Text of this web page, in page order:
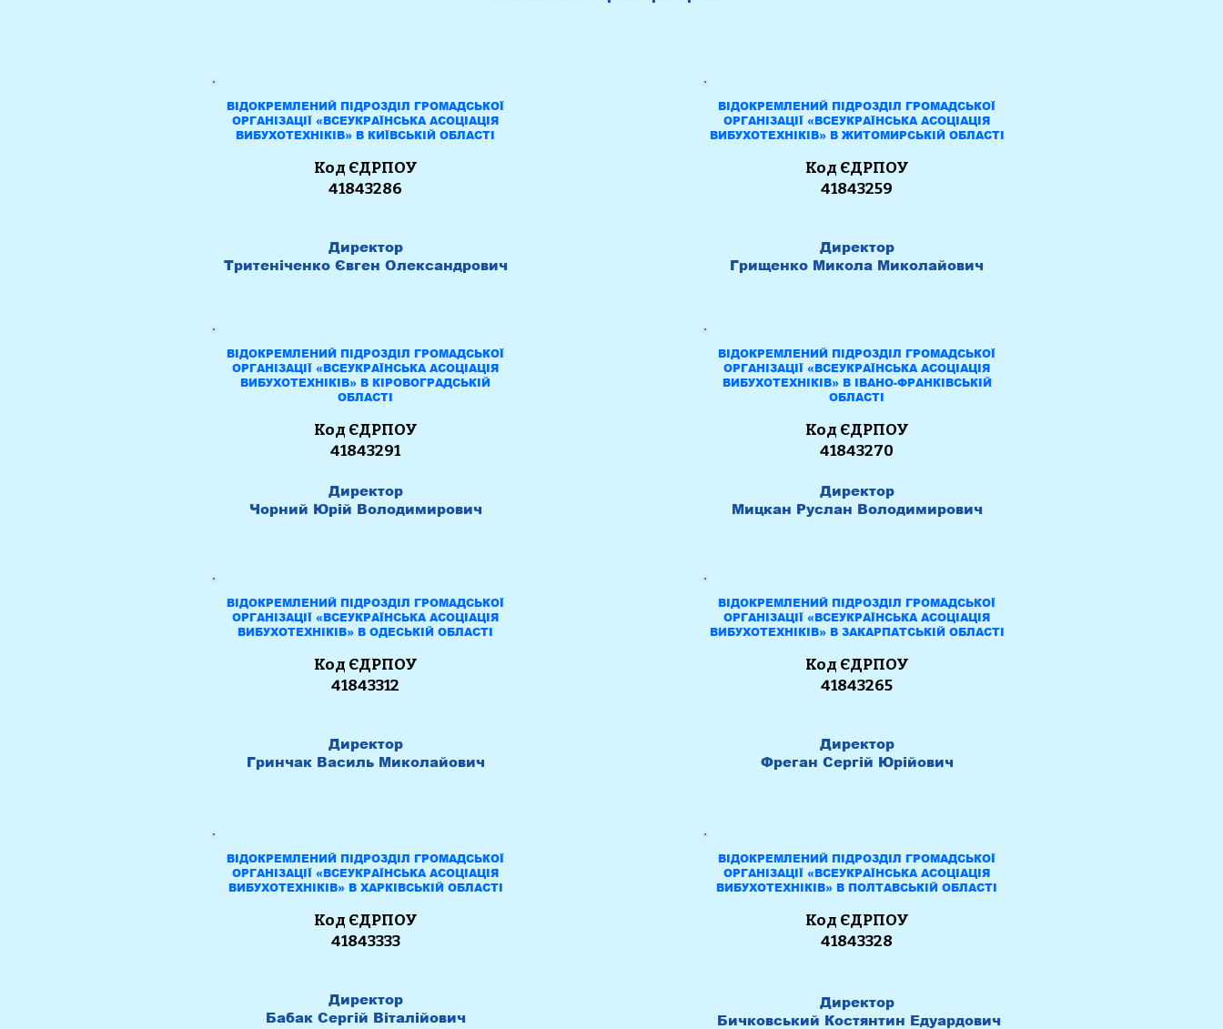
ВІДОКРЕМЛЕНИЙ ПІДРОЗДІЛ ГРОМАДСЬКОЇ
ОРГАНІЗАЦІЇ «ВСЕУКРАЇНСЬКА АСОЦІАЦІЯ
ВИБУХОТЕХНІКІВ» В КИЇВСЬКІЙ ОБЛАСТІ
Код ЄДРПОУ
41843286
Директор
Тритеніченко Євген Олександрович
ВІДОКРЕМЛЕНИЙ ПІДРОЗДІЛ ГРОМАДСЬКОЇ
ОРГАНІЗАЦІЇ «ВСЕУКРАЇНСЬКА АСОЦІАЦІЯ
ВИБУХОТЕХНІКІВ» В КІРОВОГРАДСЬКІЙ
ОБЛАСТІ
Код ЄДРПОУ
41843291
Директор
Чорний Юрій Володимирович
ВІДОКРЕМЛЕНИЙ ПІДРОЗДІЛ ГРОМАДСЬКОЇ
ОРГАНІЗАЦІЇ «ВСЕУКРАЇНСЬКА АСОЦІАЦІЯ
ВИБУХОТЕХНІКІВ» В ОДЕСЬКІЙ ОБЛАСТІ
Код ЄДРПОУ
41843312
Директор
Гринчак Василь Миколайович
ВІДОКРЕМЛЕНИЙ ПІДРОЗДІЛ ГРОМАДСЬКОЇ
ОРГАНІЗАЦІЇ «ВСЕУКРАЇНСЬКА АСОЦІАЦІЯ
ВИБУХОТЕХНІКІВ» В ХАРКІВСЬКІЙ ОБЛАСТІ
Код ЄДРПОУ
41843333
Директор
Бабак Сергій Віталійович
ВІДОКРЕМЛЕНИЙ ПІДРОЗДІЛ ГРОМАДСЬКОЇ
ОРГАНІЗАЦІЇ «ВСЕУКРАЇНСЬКА АСОЦІАЦІЯ
ВИБУХОТЕХНІКІВ» В ЖИТОМИРСЬКІЙ ОБЛАСТІ
Код ЄДРПОУ
41843259
Директор
Грищенко Микола Миколайович
ВІДОКРЕМЛЕНИЙ ПІДРОЗДІЛ ГРОМАДСЬКОЇ
ОРГАНІЗАЦІЇ «ВСЕУКРАЇНСЬКА АСОЦІАЦІЯ
ВИБУХОТЕХНІКІВ» В ІВАНО-ФРАНКІВСЬКІЙ
ОБЛАСТІ
Код ЄДРПОУ
41843270
Директор
Мицкан Руслан Володимирович
ВІДОКРЕМЛЕНИЙ ПІДРОЗДІЛ ГРОМАДСЬКОЇ
ОРГАНІЗАЦІЇ «ВСЕУКРАЇНСЬКА АСОЦІАЦІЯ
ВИБУХОТЕХНІКІВ» В ЗАКАРПАТСЬКІЙ ОБЛАСТІ
Код ЄДРПОУ
41843265
Директор
Фреган Сергій Юрійович
ВІДОКРЕМЛЕНИЙ ПІДРОЗДІЛ ГРОМАДСЬКОЇ
ОРГАНІЗАЦІЇ «ВСЕУКРАЇНСЬКА АСОЦІАЦІЯ
ВИБУХОТЕХНІКІВ» В ПОЛТАВСЬКІЙ ОБЛАСТІ
Код ЄДРПОУ
41843328
Директор
Бичковський Костянтин Едуардович